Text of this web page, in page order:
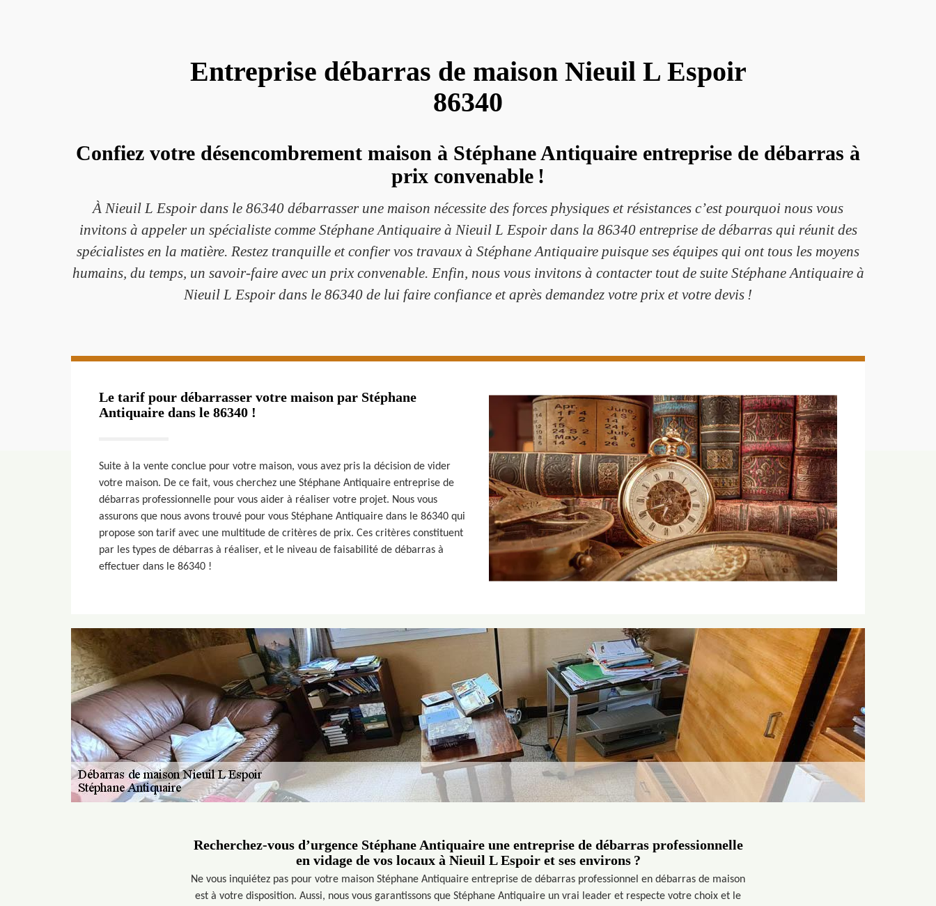
Entreprise débarras de maison Nieuil L Espoir
86340
Confiez votre désencombrement maison à Stéphane Antiquaire entreprise de débarras à
prix convenable !
À Nieuil L Espoir dans le 86340 débarrasser une maison nécessite des forces physiques et résistances c’est pourquoi nous vous
invitons à appeler un spécialiste comme Stéphane Antiquaire à Nieuil L Espoir dans la 86340 entreprise de débarras qui réunit des
spécialistes en la matière. Restez tranquille et confier vos travaux à Stéphane Antiquaire puisque ses équipes qui ont tous les moyens
humains, du temps, un savoir-faire avec un prix convenable. Enfin, nous vous invitons à contacter tout de suite Stéphane Antiquaire à
Nieuil L Espoir dans le 86340 de lui faire confiance et après demandez votre prix et votre devis !
Le tarif pour débarrasser votre maison par Stéphane
Antiquaire dans le 86340 !
Suite à la vente conclue pour votre maison, vous avez pris la décision de vider
votre maison. De ce fait, vous cherchez une Stéphane Antiquaire entreprise de
débarras professionnelle pour vous aider à réaliser votre projet. Nous vous
assurons que nous avons trouvé pour vous Stéphane Antiquaire dans le 86340 qui
propose son tarif avec une multitude de critères de prix. Ces critères constituent
par les types de débarras à réaliser, et le niveau de faisabilité de débarras à
effectuer dans le 86340 !
Recherchez-vous d’urgence Stéphane Antiquaire une entreprise de débarras professionnelle
en vidage de vos locaux à Nieuil L Espoir et ses environs ?
Ne vous inquiétez pas pour votre maison Stéphane Antiquaire entreprise de débarras professionnel en débarras de maison
est à votre disposition. Aussi, nous vous garantissons que Stéphane Antiquaire un vrai leader et respecte votre choix et le